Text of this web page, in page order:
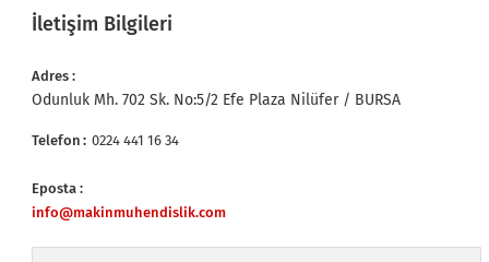
İletişim Bilgileri
Adres
Odunluk Mh. 702 Sk. No:5/2 Efe Plaza Nilüfer / BURSA
Telefon 0224 441 16 34
Eposta
info@makinmuhendislik.com